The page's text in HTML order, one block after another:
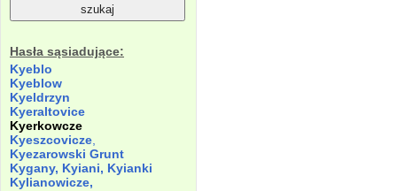
Hasła sąsiadujące:
Kyeblo
Kyeblow
Kyeldrzyn
Kyeraltovice
Kyerkowcze
Kyeszcovicze
Kyezarowski Grunt
Kygany, Kyiani, Kyianki
Kylianowicze,